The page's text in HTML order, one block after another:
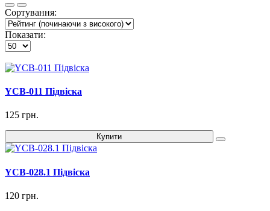
Сортування:
Показати:
YCB-011 Підвіска
125 грн.
Купити
YCB-028.1 Підвіска
120 грн.